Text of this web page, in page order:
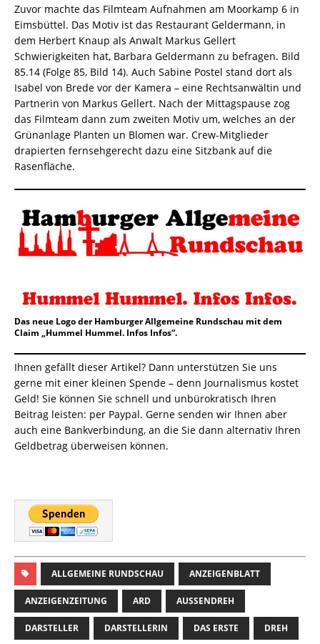
Zuvor machte das Filmteam Aufnahmen am Moorkamp 6 in
Eimsbüttel. Das Motiv ist das Restaurant Geldermann, in
dem Herbert Knaup als Anwalt Markus Gellert
Schwierigkeiten hat, Barbara Geldermann zu befragen. Bild
85.14 (Folge 85, Bild 14). Auch Sabine Postel stand dort als
Isabel von Brede vor der Kamera – eine Rechtsanwältin und
Partnerin von Markus Gellert. Nach der Mittagspause zog
das Filmteam dann zum zweiten Motiv um, welches an der
Grünanlage Planten un Blomen war. Crew-Mitglieder
drapierten fernsehgerecht dazu eine Sitzbank auf die
Rasenfläche.
Das neue Logo der Hamburger Allgemeine Rundschau mit dem
Claim „Hummel Hummel. Infos Infos“.
Ihnen gefällt dieser Artikel? Dann unterstützen Sie uns
gerne mit einer kleinen Spende – denn Journalismus kostet
Geld! Sie können Sie schnell und unbürokratisch Ihren
Beitrag leisten: per Paypal. Gerne senden wir Ihnen aber
auch eine Bankverbindung, an die Sie dann alternativ Ihren
Geldbetrag überweisen können.
ALLGEMEINE RUNDSCHAU ANZEIGENBLATT
ANZEIGENZEITUNG ARD AUSSENDREH
DARSTELLER DARSTELLERIN DAS ERSTE DREH